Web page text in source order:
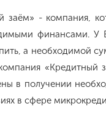
- компания,
финансами. У
а необходимой
«Кредитный
в получении
в сфере